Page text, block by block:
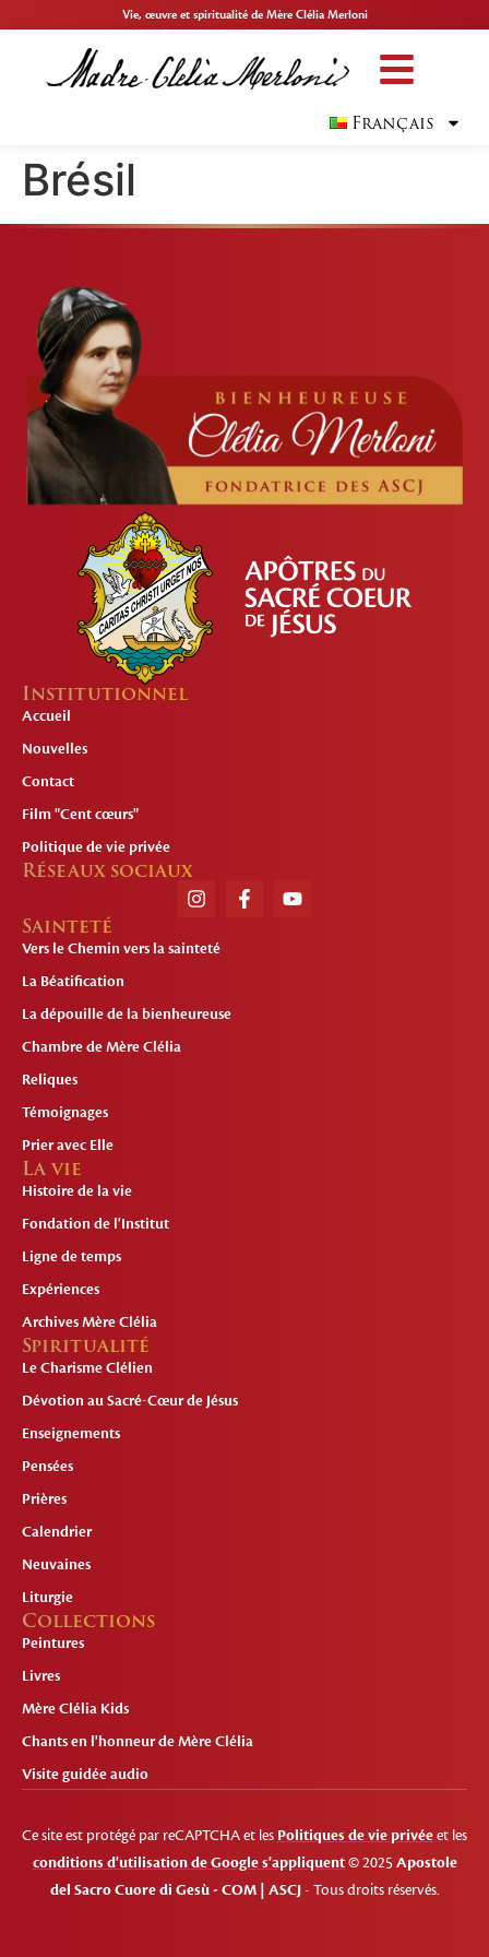
Vie, œuvre et spiritualité de Mère Clélia Merloni
Français
Brésil
Institutionnel
Accueil
Nouvelles
Contact
Film "Cent cœurs"
Politique de vie privée
Réseaux sociaux
Sainteté
Vers le Chemin vers la sainteté
La Béatification
La dépouille de la bienheureuse
Chambre de Mère Clélia
Reliques
Témoignages
Prier avec Elle
La vie
Histoire de la vie
Fondation de l'Institut
Ligne de temps
Expériences
Archives Mère Clélia
Spiritualité
Le Charisme Clélien
Dévotion au Sacré-Cœur de Jésus
Enseignements
Pensées
Prières
Calendrier
Neuvaines
Liturgie
Collections
Peintures
Livres
Mère Clélia Kids
Chants en l'honneur de Mère Clélia
Visite guidée audio
Ce site est protégé par reCAPTCHA et les Politiques de vie privéeet les
conditions d'utilisation de Google s'appliquent© 2025Apostole
del Sacro Cuore di Gesù - COM | ASCJ- Tous droits réservés.